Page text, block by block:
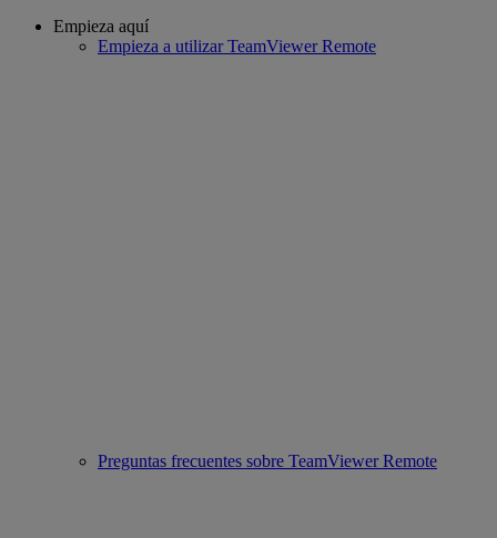
Empieza aquí
Empieza a utilizar TeamViewer Remote
Preguntas frecuentes sobre TeamViewer Remote